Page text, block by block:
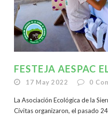
FESTEJA AESPAC
17 May 2022 0
La Asociación Ecológica de la
Cívitas organizaron, el pasado